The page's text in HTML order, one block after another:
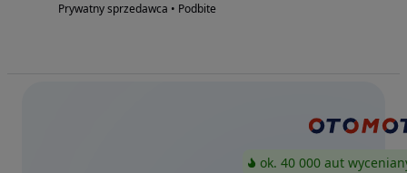
Prywatny sprzedawca • Podbite
ok. 40 000 aut